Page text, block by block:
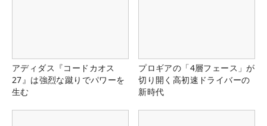
アディダス『コードカオス
27』は強烈な蹴りでパワーを
生む
プロギアの「4層フェース」が
切り開く高初速ドライバーの
新時代